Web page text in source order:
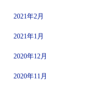
2021年2月
2021年1月
2020年12月
2020年11月